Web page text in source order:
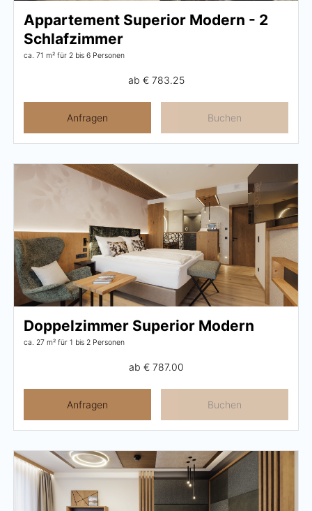
Appartement Superior Modern - 2
Schlafzimmer
ca. 71 m² für 2 bis 6 Personen
ab € 783.25
Anfragen Buchen
Doppelzimmer Superior Modern
ca. 27 m² für 1 bis 2 Personen
ab € 787.00
Anfragen Buchen